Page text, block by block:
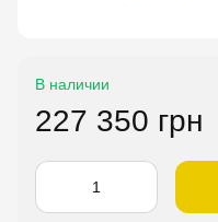
В наличии
227 350 грн